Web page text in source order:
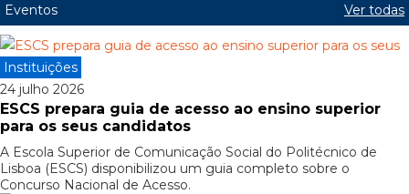
Eventos Ver todas
Instituições
24 julho 2026
ESCS prepara guia de acesso ao ensino superior
para os seus candidatos
A Escola Superior de Comunicação Social do Politécnico de
Lisboa (ESCS) disponibilizou um guia completo sobre o
Concurso Nacional de Acesso.